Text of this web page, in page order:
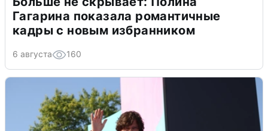
Гагарина показала романтичные
кадры с новым избранником
6 августа 160